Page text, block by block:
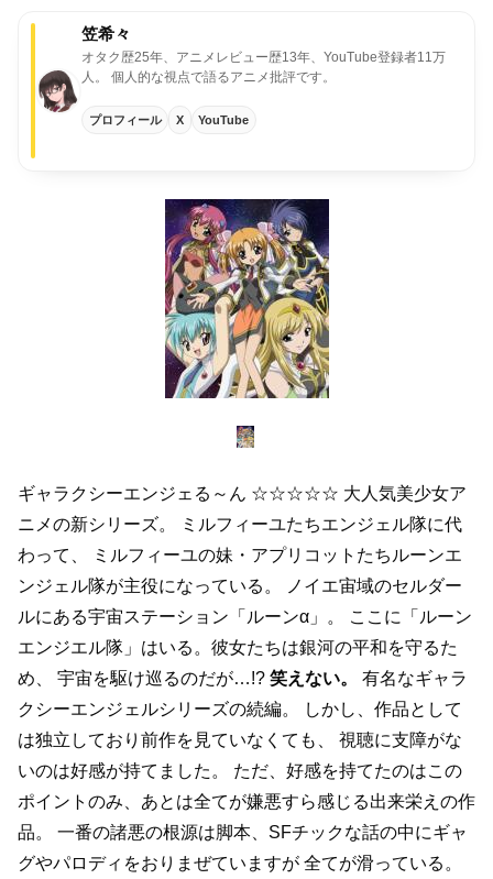
笠希々
オタク歴25年、アニメレビュー歴13年、YouTube登録者11万
人。
個人的な視点で語るアニメ批評です。
プロフィール X YouTube
ギャラクシーエンジェる～ん ☆☆☆☆☆ 大人気美少女ア
ニメの新シリーズ。
ミルフィーユたちエンジェル隊に代
わって、
ミルフィーユの妹・アプリコットたちルーンエ
ンジェル隊が主役になっている。
ノイエ宙域のセルダー
ルにある宇宙ステーション「ルーンα」。
ここに「ルーン
エンジエル隊」はいる。彼女たちは銀河の平和を守るた
め、
宇宙を駆け巡るのだが…!? 笑えない。
有名なギャラ
クシーエンジェルシリーズの続編。
しかし、作品として
は独立しており前作を見ていなくても、
視聴に支障がな
いのは好感が持てました。
ただ、好感を持てたのはこの
ポイントのみ、あとは全てが嫌悪すら感じる出来栄えの作
品。
一番の諸悪の根源は脚本、SFチックな話の中にギャ
グやパロディをおりまぜていますが 全てが滑っている。